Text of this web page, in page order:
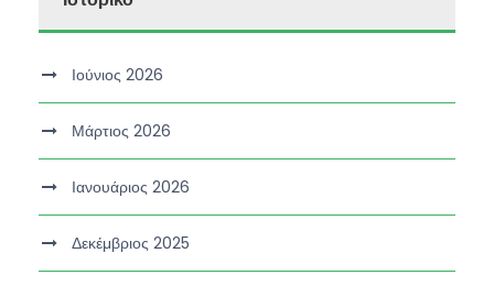
Ιούνιος 2026
Μάρτιος 2026
Ιανουάριος 2026
Δεκέμβριος 2025